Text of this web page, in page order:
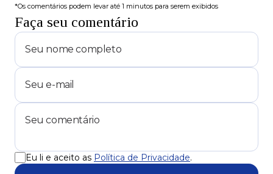
*Os comentários podem levar até 1 minutos para serem exibidos
Faça seu comentário
Eu li e aceito as Política de Privacidade.